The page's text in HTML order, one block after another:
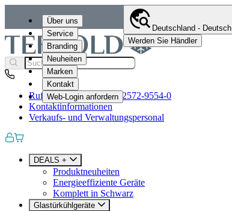
Über uns
Service
Branding
Neuheiten
Marken
Kontakt
Web-Login anfordern
Deutschland - Deutsch
Werden Sie Händler
Rufen Sie uns an+49 (0)2572-9554-0
Kontaktinformationen
Verkaufs- und Verwaltungspersonal
DEALS +
Produktneuheiten
Energieeffiziente Geräte
Komplett in Schwarz
Glastürkühlgeräte